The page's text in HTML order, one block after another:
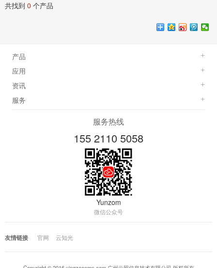
共找到 0 个产品
产品 +
应用 +
资讯 +
服务 +
服务热线
155 2110 5058
Yunzom
微信公众号
友情链接 官网 云知光